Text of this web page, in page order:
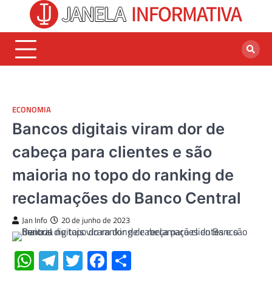
content
ECONOMIA
Bancos digitais viram dor de
cabeça para clientes e são
maioria no topo do ranking de
reclamações do Banco Central
Jan Info 20 de junho de 2023
WhatsApp
Telegram
TwitterFacebook